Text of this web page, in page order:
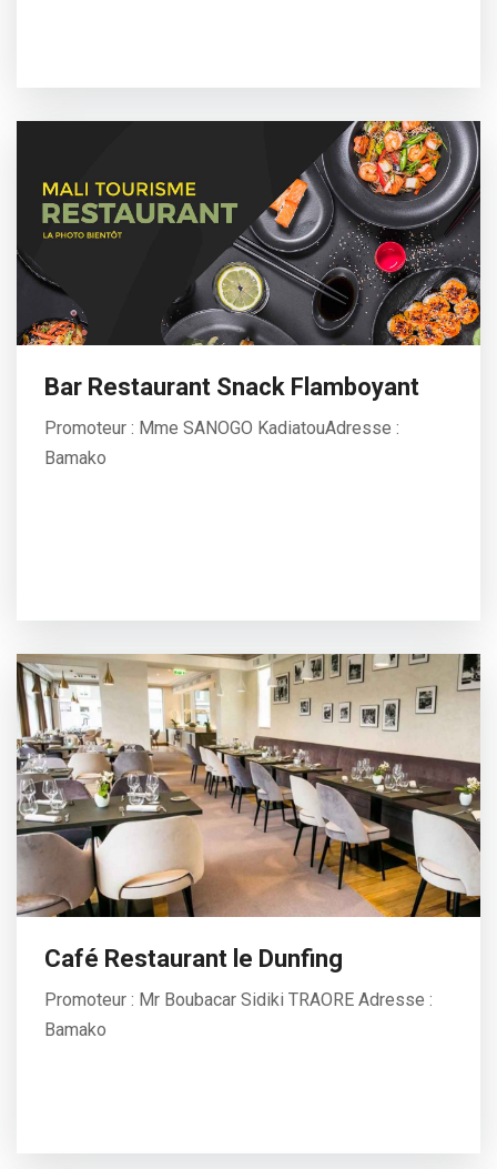
Bar Restaurant Snack Flamboyant
Promoteur : Mme SANOGO KadiatouAdresse :
Bamako
Café Restaurant le Dunfing
Promoteur : Mr Boubacar Sidiki TRAORE Adresse :
Bamako